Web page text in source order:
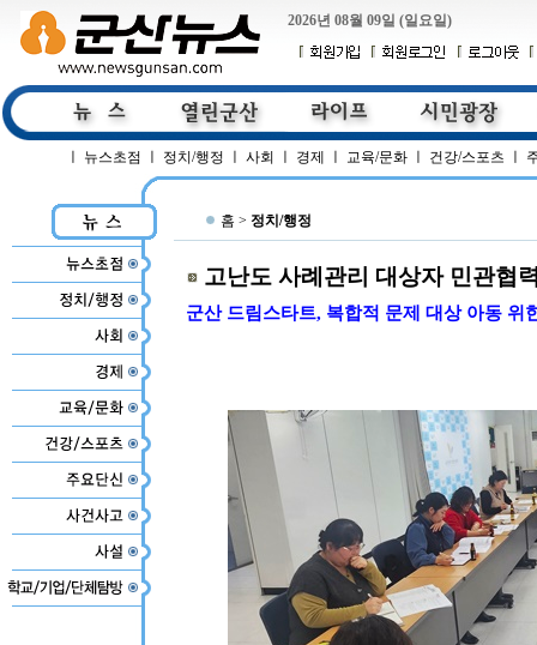
2026년 08월 09일 (일요일)
뉴스초점 정치/행정 사회 경제 교육/문화 건강/스포츠
홈 > 정치/행정
고난도 사례관리 대상자 민관협
군산 드림스타트, 복합적 문제 대상 아동 위